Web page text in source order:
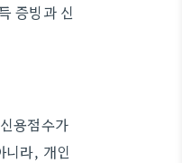
증빙과 신
용점수가
니라, 개인